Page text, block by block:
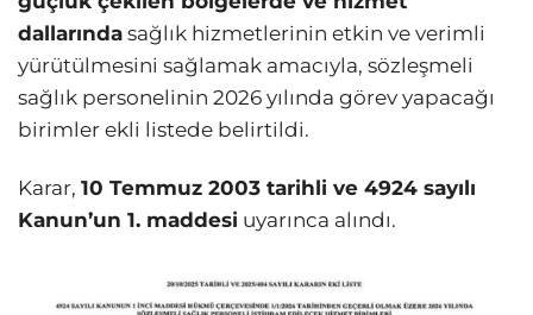
dallarında sağlık hizmetlerinin etkin ve verimli
yürütülmesini sağlamak amacıyla, sözleşmeli
sağlık personelinin 2026 yılında görev yapacağı
birimler ekli listede belirtildi.
Karar, 10 Temmuz 2003 tarihli ve 4924 sayılı
Kanun’un 1. maddesi uyarınca alındı.